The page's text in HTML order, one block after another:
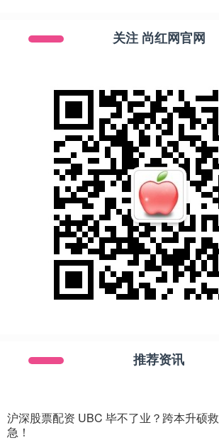
关注 尚红网官网
推荐资讯
沪深股票配资 UBC 毕不了业？跨本升硕救
急！